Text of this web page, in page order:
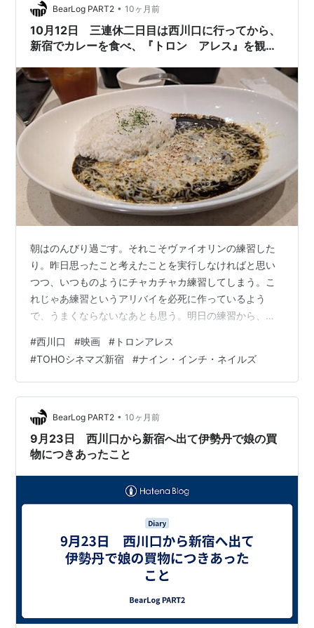
チャレンジである。 しかし鴻巣さんの本を読んだばかり
でその熱も冷めやらぬ中で、このバルガス・リョサの小
説…
BearLog PART2 • 10ヶ月前
10月12日 三連休二日目は西川口に行ってから、
新宿でカレーを食べ、『トロン アレス』を観
朝はのんびり過ごす。それこそヴァイオリンの練習した
り。昨日思ったこと考えたことを実行しなければと思い
つつ、いつものようにチャカチャカ練習してしまう。こ
れじゃあ練習というアリバイを必死に作っているよう
で、うまくならないなあとも思う。明日の練習から、ま
で家を出て、一路西川口へ。久しぶりに母と会って話
す。特に用事があるというわけではないのだが、話せる
ときに話しておいた方がいいと思って、来てみる。月二
回くらいのペースか。もうちょっとペースをあげなけれ
ばいけないような気もするが、こちらも色々とやること
があるので、、、とちょっとだけ言い訳をする。 話は
結…
#西川口 #映画 # トロンアレス
#TOHOシネマズ新宿 #ナイン・インチ・ネイルズ
BearLog PART2 • 10ヶ月前
9月23日 西川口から新宿へ出て伊勢丹で娘の買
物につきあったこと